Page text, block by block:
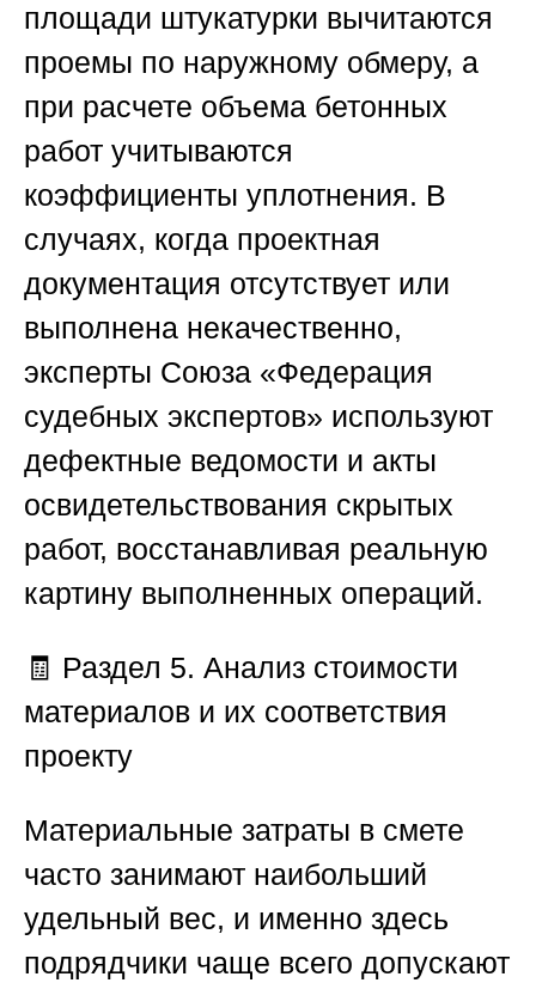
площади штукатурки вычитаются
проемы по наружному обмеру, а
при расчете объема бетонных
работ учитываются
коэффициенты уплотнения. В
случаях, когда проектная
документация отсутствует или
выполнена некачественно,
эксперты Союза «Федерация
судебных экспертов» используют
дефектные ведомости и акты
освидетельствования скрытых
работ, восстанавливая реальную
картину выполненных операций.
🧾 Раздел 5. Анализ стоимости
материалов и их соответствия
проекту
Материальные затраты в смете
часто занимают наибольший
удельный вес, и именно здесь
подрядчики чаще всего допускают